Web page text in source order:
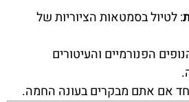
: לטיול בסמטאות הציוריות של
הפנורמיים והעיטורים
אם אתם מבקרים בעונה החמה.